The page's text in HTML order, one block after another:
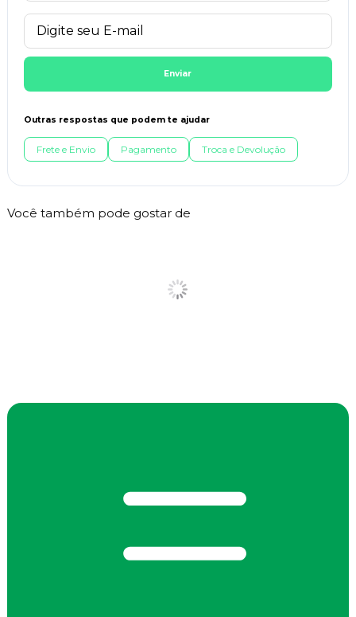
Enviar
Outras respostas que podem te ajudar
Frete e Envio Pagamento Troca e Devolução
Você também pode gostar de